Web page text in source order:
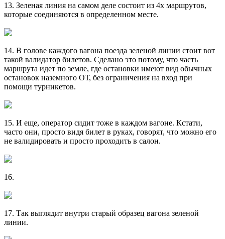
13. Зеленая линия на самом деле состоит из 4х маршрутов,
которые соединяются в определенном месте.
14. В голове каждого вагона поезда зеленой линии стоит вот
такой валидатор билетов. Сделано это потому, что часть
маршрута идет по земле, где остановки имеют вид обычных
остановок наземного ОТ, без ограничения на вход при
помощи турникетов.
15. И еще, оператор сидит тоже в каждом вагоне. Кстати,
часто они, просто видя билет в руках, говорят, что можно его
не валидировать и просто проходить в салон.
16.
17. Так выглядит внутри старый образец вагона зеленой
линии.